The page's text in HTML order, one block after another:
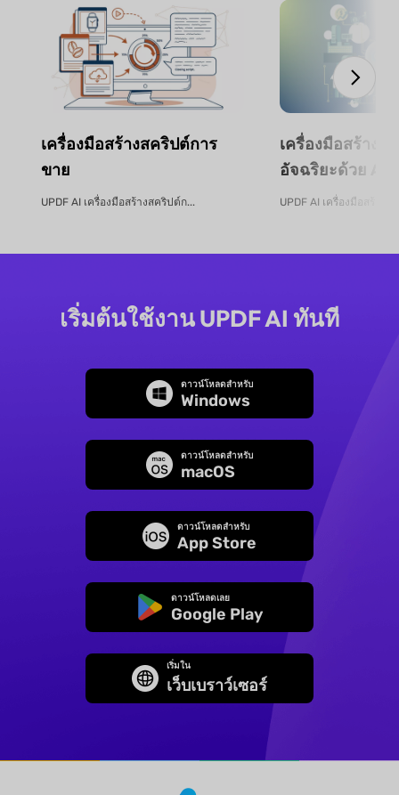
เครื่องมือสร้างสคริปต์การ
ขาย
UPDF AI เครื่องมือสร้างสคริปต์ก...
เครื่องมือสร้างง
อัจฉริยะด้วย AI
UPDF AI เครื่องมือสร้าง
เริ่มต้นใช้งาน UPDF AI ทันที
ดาวน์โหลดสำหรับ
Windows
ดาวน์โหลดสำหรับ
macOS
ดาวน์โหลดสำหรับ
App Store
ดาวน์โหลดเลย
Google Play
เริ่มใน
เว็บเบราว์เซอร์